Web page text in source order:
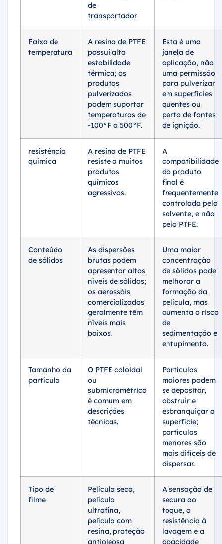
de
transportador
Faixa de
temperatura
A resina de PTFE
possui alta
estabilidade
térmica; os
produtos
pulverizados
podem suportar
temperaturas de
-100°F a 500°F.
Esta é uma
janela de
aplicação, não
uma permissão
para pulverizar
em superfícies
quentes ou
perto de fontes
de ignição.
resistência
química
A resina de PTFE
resiste a muitos
produtos
químicos
agressivos.
A
compatibilidade
do produto
final é
frequentemente
controlada pelo
solvente, e não
pelo PTFE.
Conteúdo
de sólidos
As dispersões
brutas podem
apresentar altos
níveis de sólidos;
os aerossóis
comercializados
geralmente têm
níveis mais
baixos.
Uma maior
concentração
de sólidos pode
melhorar a
formação da
película, mas
aumenta o risco
de
sedimentação e
entupimento.
Tamanho da
partícula
O PTFE coloidal
ou
submicrométrico
é comum em
descrições
técnicas.
Partículas
maiores podem
se depositar,
obstruir e
esbranquiçar a
superfície;
partículas
menores são
mais difíceis de
dispersar.
Tipo de
filme
Película seca,
película
ultrafina,
película com
resina, proteção
antioleosa
A sensação de
secura ao
toque, a
resistência à
lavagem e a
opacidade